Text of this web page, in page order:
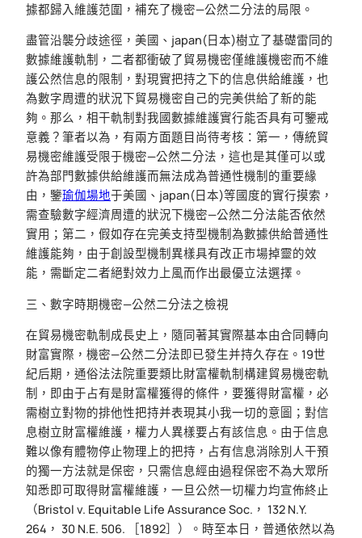
據都歸入維護范圍，補充了機密—公然二分法的局限。
盡管沿襲分歧途徑，美國、japan(日本)樹立了基礎雷同的
數據維護軌制，二者都衝破了貿易機密僅維護機密而不維
護公然信息的限制，對現實把持之下的信息供給維護，也
為數字周遭的狀況下貿易機密自己的完美供給了新的能
夠。那么，相干軌制對我國數據維護實行能否具有可鑒戒
意義？筆者以為，有兩方面題目尚待考核：第一，傳統貿
易機密維護受限于機密—公然二分法，這也是其僅可以或
許為部門數據供給維護而無法成為普通性機制的重要緣
由，鑒瑜伽場地于美國、japan(日本)等國度的實行摸索，
需查驗數字經濟周遭的狀況下機密—公然二分法能否依然
實用；第二，假如存在完美支持型機制為數據供給普通性
維護能夠，由于創設型機制異樣具有改正市場掉靈的效
能，需斷定二者絕對效力上風而作出最優立法選擇。
三、數字時期機密—公然二分法之檢視
在貿易機密軌制成長史上，隨同著其實際基本由合同轉向
財富實際，機密—公然二分法即已發生并持久存在。19世
紀后期，通俗法法院重要類比財富權軌制構建貿易機密軌
制，即由于占有是財富權獲得的條件，要獲得財富權，必
需樹立對物的排他性把持并表現其小我一切的意圖；對信
息樹立財富權維護，權力人異樣要占有該信息。由于信息
難以像有體物停止物理上的把持，占有信息消除別人干預
的獨一方法就是保密，只需信息經由過程保密不為大眾所
知悉即可取得財富權維護，一旦公然一切權力均宣佈終止
（Bristol v. Equitable Life Assurance Soc.， 132 N.Y.
264， 30 N.E. 506. ［1892］）。時至本日，普通依然以為